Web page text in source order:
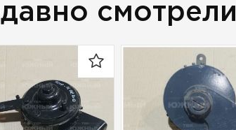
смотрели